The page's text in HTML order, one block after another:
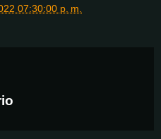
07:30:00 p. m.